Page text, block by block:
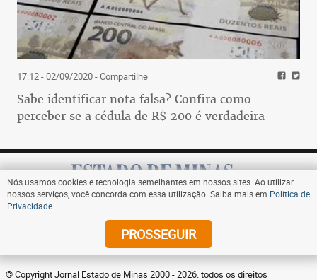
17:12 - 02/09/2020- Compartilhe
Sabe identificar nota falsa? Confira como
perceber se a cédula de R$ 200 é verdadeira
Assine
© Copyright Jornal Estado de Minas 2000 - 2026. todos os direitos
Nós usamos cookies e tecnologia semelhantes em nossos sites. Ao utilizar
nossos serviços, você concorda com essa utilização. Saiba mais em Política de
Privacidade
PROSSEGUIR